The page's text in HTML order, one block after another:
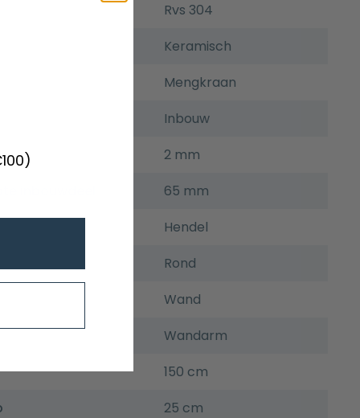
Rvs 304
Keramisch
Mengkraan
Inbouw
2 mm
65 mm
Hendel
Rond
Wand
Wandarm
150 cm
25 cm